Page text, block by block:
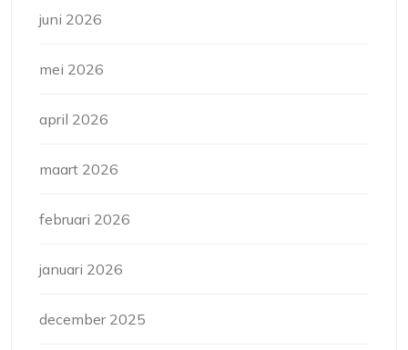
juni 2026
mei 2026
april 2026
maart 2026
februari 2026
januari 2026
december 2025